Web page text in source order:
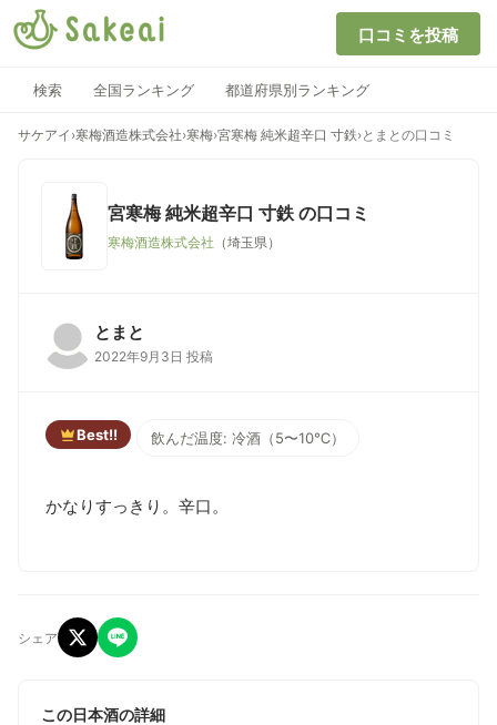
口コミを投稿
検索 全国ランキング 都道府県別ランキング
サケアイ ›寒梅酒造株式会社›寒梅›宮寒梅 純米超辛口 寸鉄›とまとの口コミ
宮寒梅 純米超辛口 寸鉄 の口コミ
寒梅酒造株式会社 （埼玉県）
とまと
2022年9月3日 投稿
Best!! 飲んだ温度: 冷酒（5〜10℃）
かなりすっきり。辛口。
シェア
この日本酒の詳細